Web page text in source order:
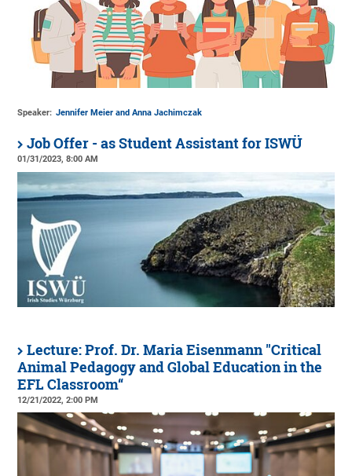
Speaker: Jennifer Meier and Anna Jachimczak
Job Offer - as Student Assistant for ISWÜ
01/31/2023, 8:00 AM
Lecture: Prof. Dr. Maria Eisenmann "Critical
Animal Pedagogy and Global Education in the
EFL Classroom“
12/21/2022, 2:00 PM